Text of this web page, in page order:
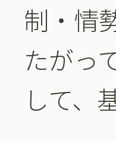
制・情
たがっ
して、